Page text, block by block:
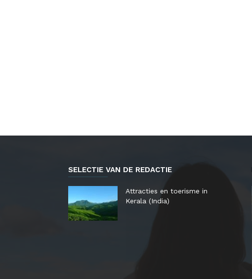
SELECTIE VAN DE REDACTIE
Attracties en toerisme in
Kerala (India)